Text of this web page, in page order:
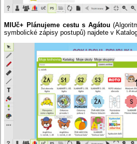
MIUč+ Plánujeme cestu s Agátou
symbolické zápisy postupů) najdete v